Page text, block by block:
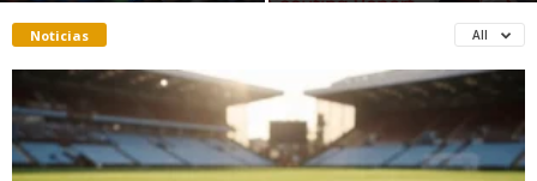
Noticias All